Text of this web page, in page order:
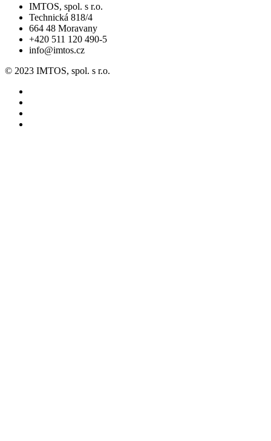
IMTOS, spol. s r.o.
Technická 818/4
664 48 Moravany
+420 511 120 490-5
info@imtos.cz
© 2023 IMTOS, spol. s r.o.